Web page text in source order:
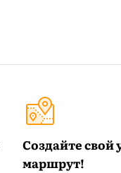
Создайте
маршрут!